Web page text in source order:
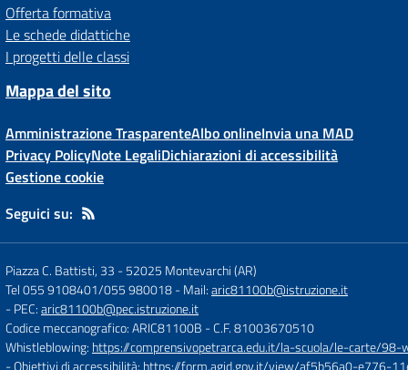
Offerta formativa
Le schede didattiche
I progetti delle classi
Mappa del sito
Amministrazione TrasparenteAlbo onlineInvia una MAD
Privacy PolicyNote LegaliDichiarazioni di accessibilità
Gestione cookie
Seguici su:
Piazza C. Battisti, 33 -52025 Montevarchi (AR)
Tel 055 9108401/055 980018- Mail:aric81100b@istruzione.it
- PEC:aric81100b@pec.istruzione.it
Codice meccanografico: ARIC81100B - C.F. 81003670510
Whistleblowing: https://comprensivopetrarca.edu.it/la-scuola/le-carte/98-
- Obiettivi di accessibilità: https://form.agid.gov.it/view/af5b56a0-e776-